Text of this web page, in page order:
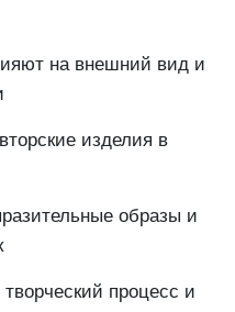
на внешний вид и
изделия в
образы и
творческий процесс и